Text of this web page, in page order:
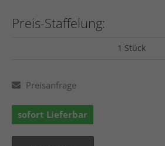
Preis-Staffelung:
1 Stück
Preisanfrage
sofort Lieferbar